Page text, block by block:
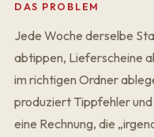
DAS PROBLEM
Jede Woche derselbe
abtippen, Lieferscheine
im richtigen Ordner
produziert Tippfehler
eine Rechnung, die